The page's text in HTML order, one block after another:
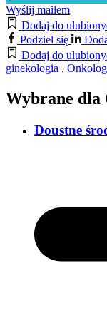
Wyślij mailem
Dodaj do
Podziel się
Dodaj do
ginekologia ,
Wybrane dla
Doustne